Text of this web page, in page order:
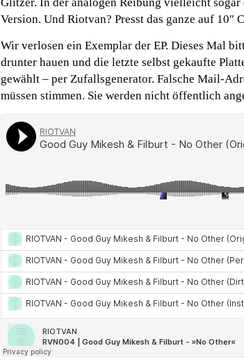
Version. Und Riotvan? Presst das ganze auf 10″
Wir verlosen ein Exemplar der EP. Dieses Mal
drunter hauen und die letzte selbst gekaufte
gewählt – per Zufallsgenerator. Falsche Mail-
müssen stimmen. Sie werden nicht öffentlich